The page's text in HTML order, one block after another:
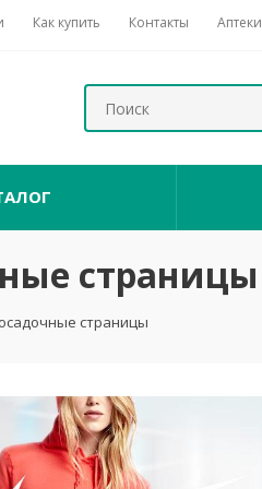
Как купить Контакты Аптеки
страницы
страницы